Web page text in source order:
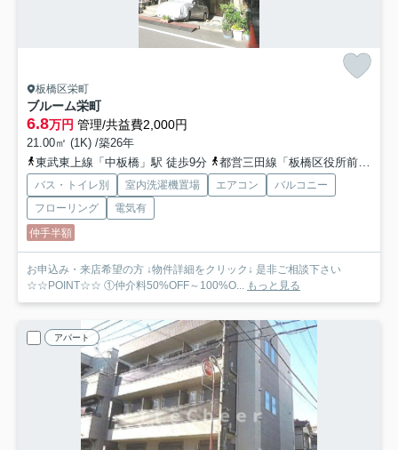
板橋区栄町
ブルーム栄町
6.8万円 管理/共益費2,000円
21.00㎡ (1K) /築26年
東武東上線「中板橋」駅 徒歩9分
都営三田線「板橋区役所前」駅 徒歩12分
バス・トイレ別 室内洗濯機置場 エアコン
バルコニー
フローリング
電気有
仲手半額
お申込み・来店希望の方 ↓物件詳細をクリック↓ 是非ご相談下さい
☆☆POINT☆☆ ①仲介料50%OFF～100%O... もっと見る
アパート